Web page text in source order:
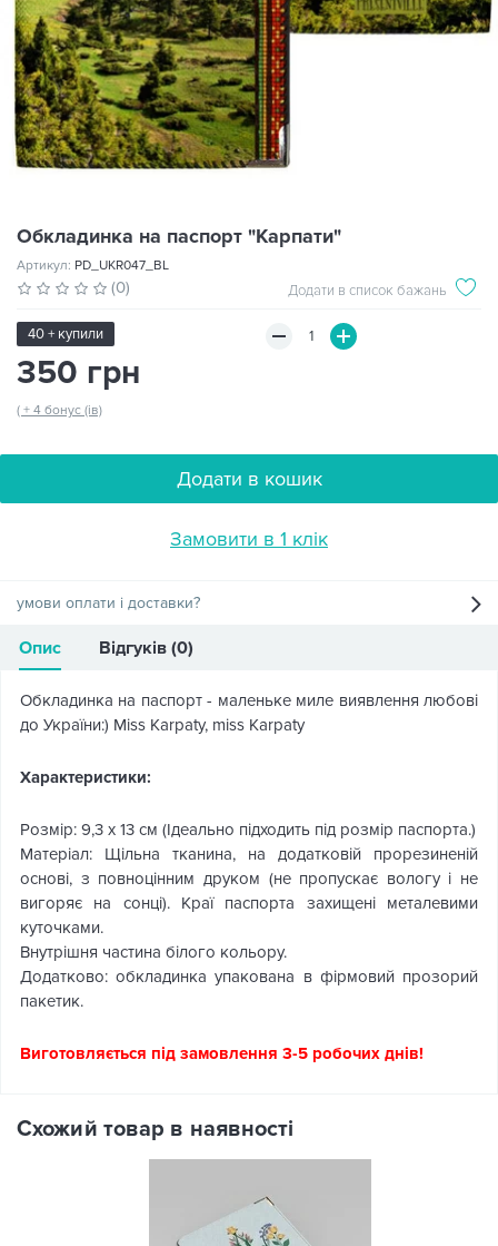
Обкладинка на паспорт "Карпати"
Артикул: PD_UKR047_BL
(0) Додати в список бажань
40 + купили
350 грн
( + 4 бонус (ів)
Додати в кошик
Замовити в 1 клік
умови оплати і доставки?
Опис Відгуків (0)
Обкладинка на паспорт - маленьке миле виявлення любові
до України:) Miss Karpaty, miss Karpaty
Характеристики:
Розмір: 9,3 х 13 см (Ідеально підходить під розмір паспорта.)
Матеріал: Щільна тканина, на додатковій прорезиненій
основі, з повноцінним друком (не пропускає вологу і не
вигоряє на сонці). Краї паспорта захищені металевими
куточками.
Внутрішня частина білого кольору.
Додатково: обкладинка упакована в фірмовий прозорий
пакетик.
Виготовляється під замовлення 3-5 робочих днів!
Схожий товар в наявності